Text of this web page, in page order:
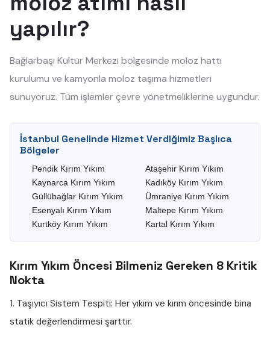
yapılır?
Bağlarbaşı Kültür Merkezi bölgesinde moloz hattı
kurulumu ve kamyonla moloz taşıma hizmetleri
sunuyoruz. Tüm işlemler çevre yönetmeliklerine uygundur.
İstanbul Genelinde Hizmet Verdiğimiz Başlıca
Bölgeler
Pendik Kırım Yıkım
Kaynarca Kırım Yıkım
Güllübağlar Kırım Yıkım
Esenyalı Kırım Yıkım
Kurtköy Kırım Yıkım
Ataşehir Kırım Yıkım
Kadıköy Kırım Yıkım
Ümraniye Kırım Yıkım
Maltepe Kırım Yıkım
Kartal Kırım Yıkım
Kırım Yıkım Öncesi Bilmeniz Gereken 8 Kritik
Nokta
1. Taşıyıcı Sistem Tespiti: Her yıkım ve kırım öncesinde bina
statik değerlendirmesi şarttır.